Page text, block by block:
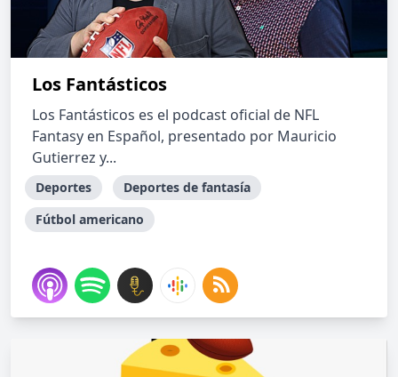
Los Fantásticos
Los Fantásticos es el podcast oficial de NFL
Fantasy en Español, presentado por Mauricio
Gutierrez y...
Deportes
Deportes de fantasía
Fútbol americano